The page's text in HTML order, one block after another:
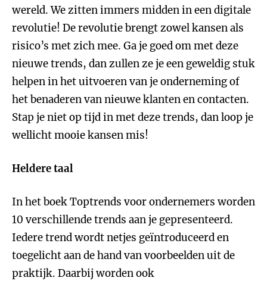
wereld. We zitten immers midden in een digitale
revolutie! De revolutie brengt zowel kansen als
risico’s met zich mee. Ga je goed om met deze
nieuwe trends, dan zullen ze je een geweldig stuk
helpen in het uitvoeren van je onderneming of
het benaderen van nieuwe klanten en contacten.
Stap je niet op tijd in met deze trends, dan loop je
wellicht mooie kansen mis!
Heldere taal
In het boek Toptrends voor ondernemers worden
10 verschillende trends aan je gepresenteerd.
Iedere trend wordt netjes geïntroduceerd en
toegelicht aan de hand van voorbeelden uit de
praktijk. Daarbij worden ook